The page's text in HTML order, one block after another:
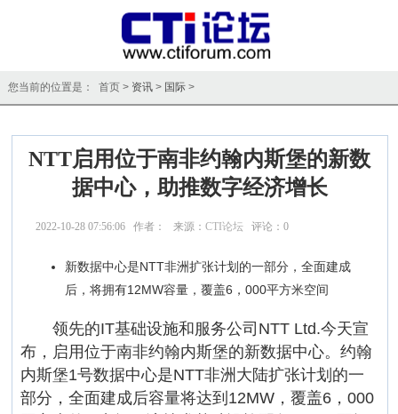
您当前的位置是： 首页 > 资讯> 国际>
NTT启用位于南非约翰内斯堡的新数
据中心，助推数字经济增长
2022-10-28 07:56:06 作者： 来源：CTI论坛 评论：0
新数据中心是NTT非洲扩张计划的一部分，全面建成
后，将拥有12MW容量，覆盖6，000平方米空间
领先的IT基础设施和服务公司NTT Ltd.今天宣
布，启用位于南非约翰内斯堡的新数据中心。约翰
内斯堡1号数据中心是NTT非洲大陆扩张计划的一
部分，全面建成后容量将达到12MW，覆盖6，000